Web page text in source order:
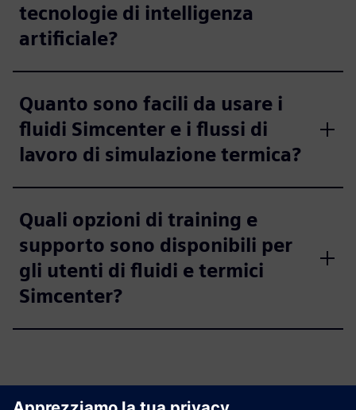
tecnologie di intelligenza
artificiale?
Quanto sono facili da usare i
fluidi Simcenter e i flussi di
lavoro di simulazione termica?
Quali opzioni di training e
supporto sono disponibili per
gli utenti di fluidi e termici
Simcenter?